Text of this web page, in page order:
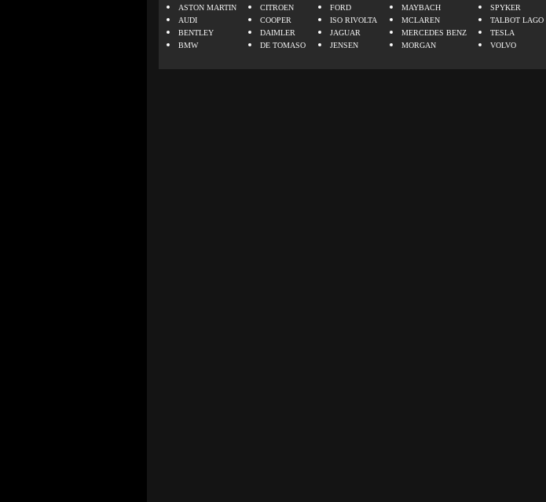
ASTON MARTIN
AUDI
BENTLEY
BMW
CITROEN
COOPER
DAIMLER
DE TOMASO
FORD
ISO RIVOLTA
JAGUAR
JENSEN
MAYBACH
MCLAREN
MERCEDES BENZ
MORGAN
SPYKER
TALBOT LAGO
TESLA
VOLVO